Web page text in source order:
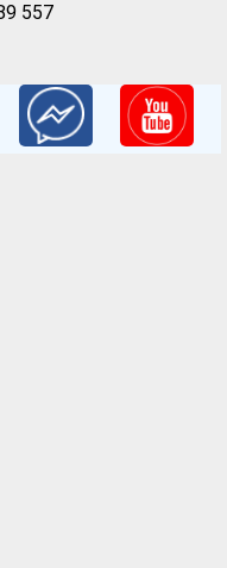
557
HÀNG